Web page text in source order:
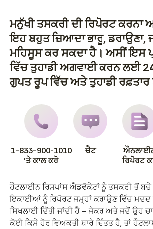
ਮਨੁੱਖੀ ਤਸਕਰੀ ਦੀ ਰਿਪੋਰਟ ਕਰਨਾ
ਇਹ ਬਹੁਤ ਜ਼ਿਆਦਾ ਭਾਰੂ, ਡਰਾਉਣਾ,
ਮਹਿਸੂਸ ਕਰ ਸਕਦਾ ਹੈ। ਅਸੀਂ ਇਸ
ਵਿੱਚ ਤੁਹਾਡੀ ਅਗਵਾਈ ਕਰਨ ਲਈ
ਗੁਪਤ ਰੂਪ ਵਿੱਚ ਅਤੇ ਤੁਹਾਡੀ ਰਫ਼ਤਾਰ
1-833-900-1010
'ਤੇ ਕਾਲ ਕਰੋ
ਚੈਟ
ਰਿਪੋਰਟ
ਹੌਟਲਾਈਨ ਰਿਸਪਾਂਸ ਐਡਵੋਕੇਟਾਂ ਨੂੰ ਤਸਕਰੀ ਤੋਂ ਬਚੇ
ਇਕਾਈਆਂ ਨੂੰ ਰਿਪੋਰਟ ਜਮ੍ਹਾਂ ਕਰਾਉਣ ਵਿੱਚ
ਸਿਖਲਾਈ ਦਿੱਤੀ ਜਾਂਦੀ ਹੈ – ਜੇਕਰ ਅਤੇ ਜਦੋਂ ਉਹ
ਕੋਈ ਕਿਸੇ ਹੋਰ ਵਿਅਕਤੀ ਬਾਰੇ ਚਿੰਤਤ ਹੈ, ਤਾਂ